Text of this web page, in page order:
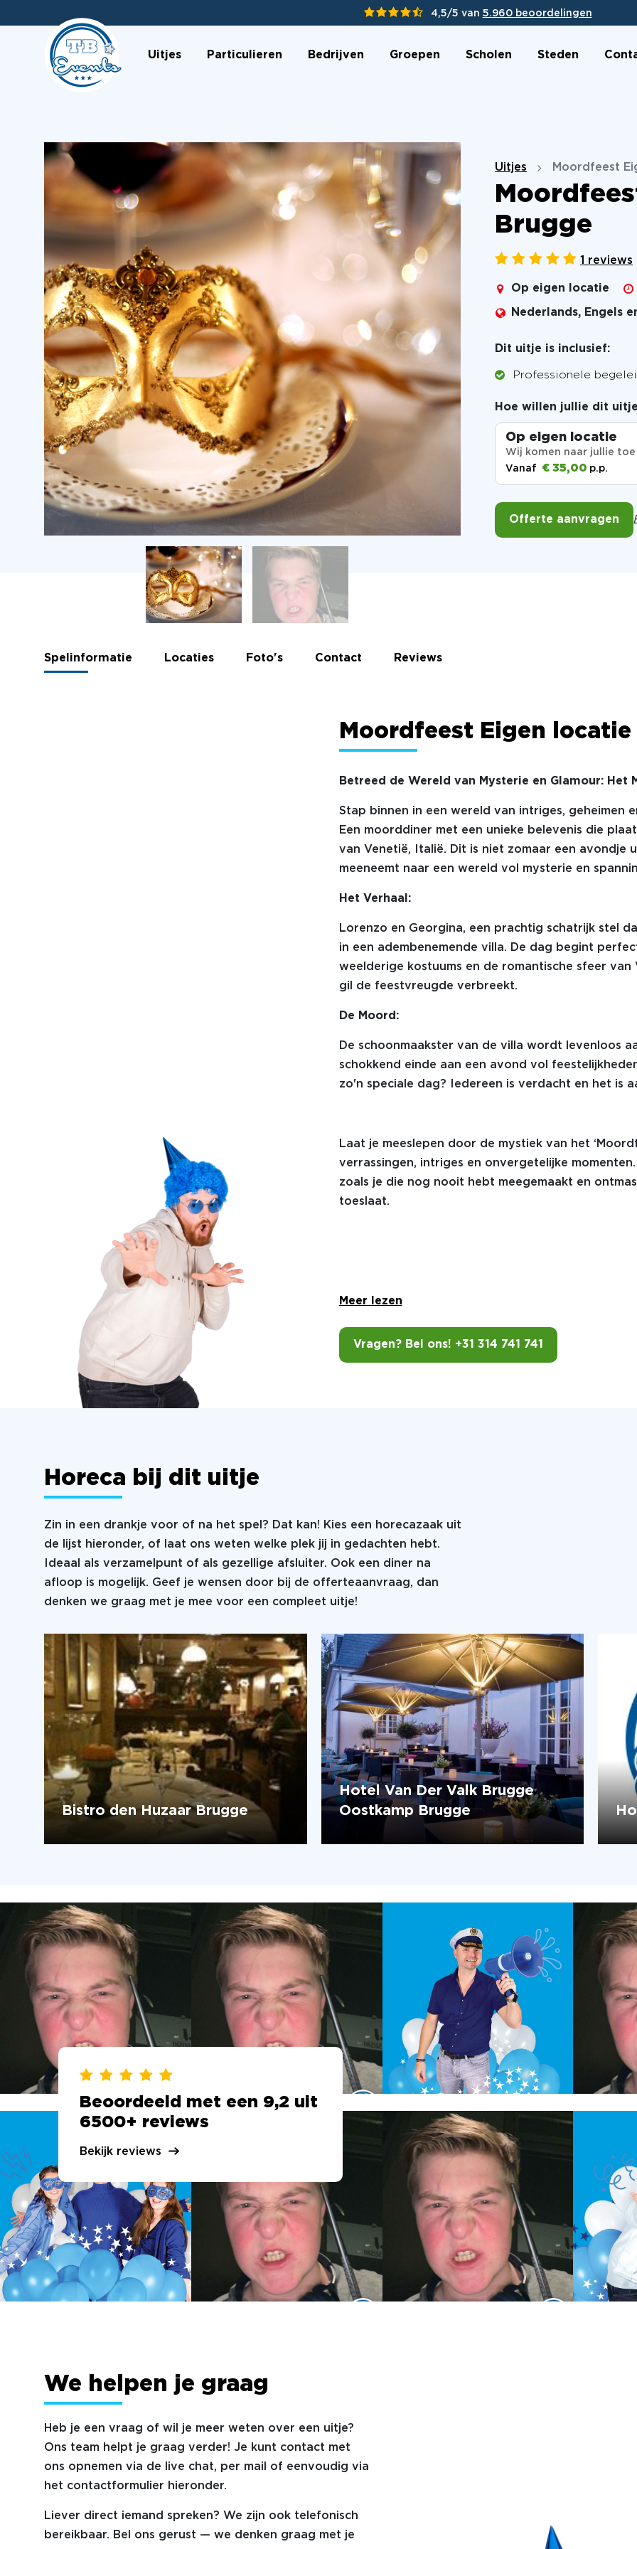
4,5/5 van 5.960 beoordelingen
Uitjes Particulieren Bedrijven Groepen Scholen Steden
Uitjes Moordfeest
Brugge
1 reviews
Op eigen locatie
Nederlands, Engels
Dit uitje is inclusief:
Professionele
Hoe willen jullie dit
Op eigen locatie
Wij komen naar jullie toe
Vanaf
€ 35,00 p.p.
Offerte aanvragen
Spelinformatie Locaties Foto's Contact Reviews
Moordfeest Eigen
Betreed de Wereld van Mysterie en Glamour: Het
Stap binnen in een wereld van intriges, geheimen
Een moorddiner met een unieke belevenis die
van Venetië, Italië. Dit is niet zomaar een avondje
meeneemt naar een wereld vol mysterie en
Het Verhaal:
Lorenzo en Georgina, een prachtig schatrijk stel
in een adembenemende villa. De dag begint
weelderige kostuums en de romantische sfeer
gil de feestvreugde verbreekt.
De Moord:
De schoonmaakster van de villa wordt levenloos
schokkend einde aan een avond vol
zo'n speciale dag? Iedereen is verdacht en het is
Laat je meeslepen door de mystiek van het
verrassingen, intriges en onvergetelijke
zoals je die nog nooit hebt meegemaakt en
toeslaat.
Meer lezen
Vragen? Bel ons! +31 314 741 741
Horeca bij dit uitje
Zin in een drankje voor of na het spel? Dat kan! Kies een horecazaak uit
de lijst hieronder, of laat ons weten welke plek jij in gedachten hebt.
Ideaal als verzamelpunt of als gezellige afsluiter. Ook een diner na
afloop is mogelijk. Geef je wensen door bij de offerteaanvraag, dan
denken we graag met je mee voor een compleet uitje!
Bistro den Huzaar Brugge
Hotel Van Der Valk Brugge
Oostkamp Brugge
Beoordeeld met een 9,2 uit
6500+ reviews
Bekijk reviews
We helpen je graag
Heb je een vraag of wil je meer weten over een uitje?
Ons team helpt je graag verder! Je kunt contact met
ons opnemen via de live chat, per mail of eenvoudig via
het contactformulier hieronder.
Liever direct iemand spreken? We zijn ook telefonisch
bereikbaar. Bel ons gerust — we denken graag met je